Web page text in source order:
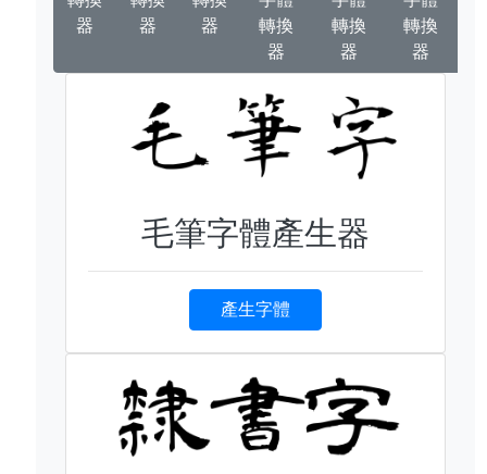
器
器
器
轉換
器
轉換
器
轉換
器
毛筆字體產生器
產生字體